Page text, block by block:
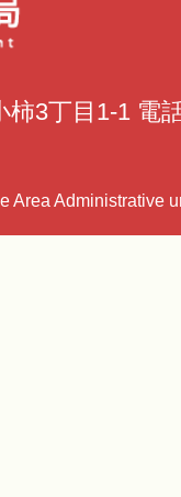
柿3丁目1-1 電
Area Administrative